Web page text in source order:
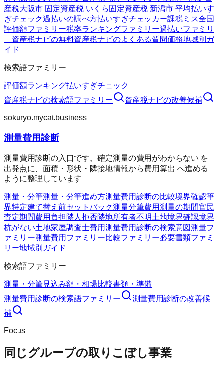
産税大阪市 固定資産税 いくら 固定資産税 新潟市 平均払いす
ぎチェック過払いの調べ方払いすぎチェッカー課税ミス全国
評価額ファミリー税率ランキングファミリー過払いファミリ
ー資産税ナビの無料資産税ナビのよくある質問価格地域別ガ
イド
検索語ファミリー
評価額ランキング払いすぎチェック
資産税ナビの検索語ファミリー 資産税ナビの改善候補
sokuryo.mycat.business
測量費用診断
測量費用診断の入口です。確定測量の費用がわからない を
出発点に、面積・形状・隣接地情報から費用算出 へ進める
ように整理しています
測量・分筆測量・分筆進め方測量費用診断の比較境界確認筆
界特定建て替え前セットバック測量分筆費用測量の期間官民
査定期間費用負担 隣人拒否隣地所有者不明土地境界確認境界
杭がない土地家屋調査士費用測量費用診断の検索意図測量フ
ァミリー測量費用ファミリー比較ファミリー必要書類ファミ
リー地域別ガイド
検索語ファミリー
測量・分筆見込み額・相場比較書類・準備
測量費用診断の検索語ファミリー 測量費用診断の改善候
補
Focus
同じグループの取りこぼし事業